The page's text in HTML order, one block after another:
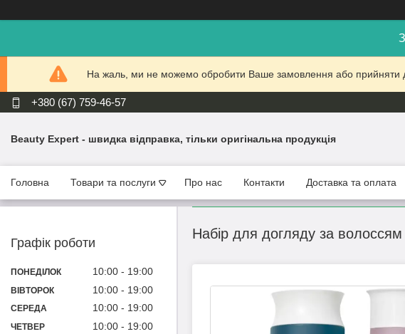
На жаль, ми не можемо обробити Ваше замовлення або прийняти
+380 (67) 759-46-57
Beauty Expert - швидка відправка, тільки оригінальна продукція
Головна Товари та послуги Про нас Контакти Доставка та оплата
Набір для догляду за
Графік роботи
ПОНЕДІЛОК 10:00 19:00
ВІВТОРОК 10:00 19:00
СЕРЕДА 10:00 19:00
ЧЕТВЕР 10:00 19:00